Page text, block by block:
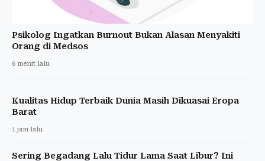
Psikolog Ingatkan Burnout Bukan Alasan Menyakiti
Orang di Medsos
6 menit lalu
Kualitas Hidup Terbaik Dunia Masih Dikuasai Eropa
Barat
1 jam lalu
Sering Begadang Lalu Tidur Lama Saat Libur? Ini